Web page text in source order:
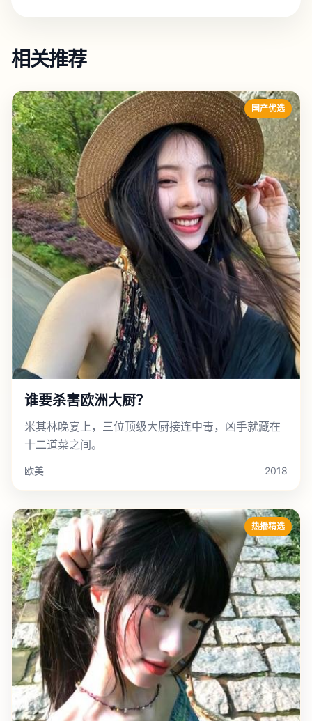
相关推荐
国产优选
谁要杀害欧洲大厨？
米其林晚宴上，三位顶级大厨接连中毒，凶手就藏在
十二道菜之间。
欧美 2018
热播精选